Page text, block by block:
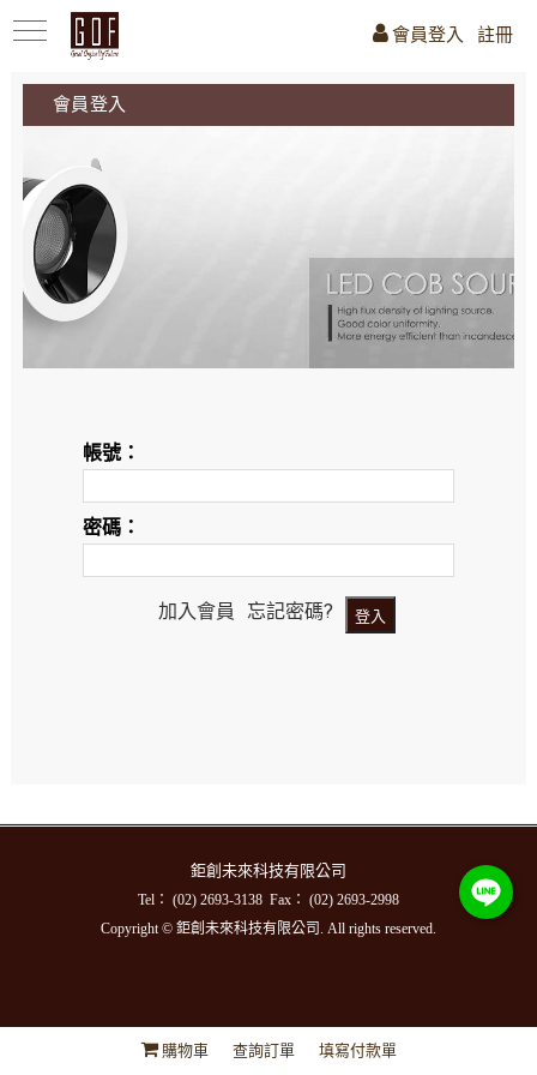
會員登入 註冊
購物車 查詢訂單 填寫付款單
會員登入
帳號：
密碼：
加入會員 忘記密碼?
鉅創未來科技有限公司
Tel： (02) 2693-3138 Fax： (02) 2693-2998
Copyright © 鉅創未來科技有限公司. All rights reserved.